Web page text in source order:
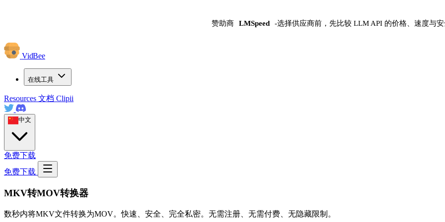
赞助商 LMSpeed -选择供应商前，先比较 LLM API 的价格、速度与
VidBee
在线工具
Resources 文档 Clipii
中文
免费下载
免费下载
MKV转MOV转换器
数秒内将MKV文件转换为MOV。快速、安全、完全私密。无需注册、无需付费、无隐藏限制。